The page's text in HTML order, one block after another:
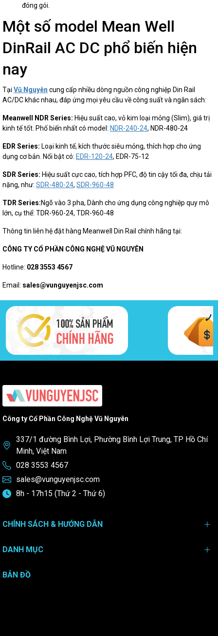
đóng gói.
Một số model Mean Well
DinRail AC DC phổ biến hiện
nay
Tại Vũ Nguyên cung cấp nhiều dòng nguồn công nghiệp Din Rail
AC/DC khác nhau, đáp ứng mọi yêu cầu về công suất và ngân sách:
Meanwell NDR Series: Hiệu suất cao, vỏ kim loại mỏng (Slim), giá trị
kinh tế tốt. Phố biến nhất có model: NDR-240-24, NDR-480-24
EDR Series: Loại kinh tế, kích thước siêu mỏng, thích hợp cho ứng
dụng cơ bản. Nổi bật có: EDR-120-24, EDR-75-12
SDR Series: Hiệu suất cực cao, tích hợp PFC, độ tin cậy tối đa, chịu tải
nặng, như: SDR-480-24, SDR-960-48
TDR Series:Ngõ vào 3 pha, Dành cho ứng dụng công nghiệp quy mô
lớn, cụ thể: TDR-960-24, TDR-960-48
Thông tin liên hệ đặt hàng Meanwell Din Rail chính hãng tại:
CÔNG TY CỔ PHẦN CÔNG NGHỆ VŨ NGUYÊN
Hotline: 028 3553 4567
Email: sales@vunguyenjsc.com
Công ty Cổ Phần Công Nghệ Vũ Nguyên
337/1 đường Bình Lợi, Phường Bình Lợi Trung, TP Hồ Chí
Minh, Việt Nam
028 3553 4567
sales@vunguyenjsc.com
8h - 17h15 (Thứ 2 - Thứ 6)
CHÍNH SÁCH & HƯỚNG DẪN
DANH MỤC
BẢN ĐỒ